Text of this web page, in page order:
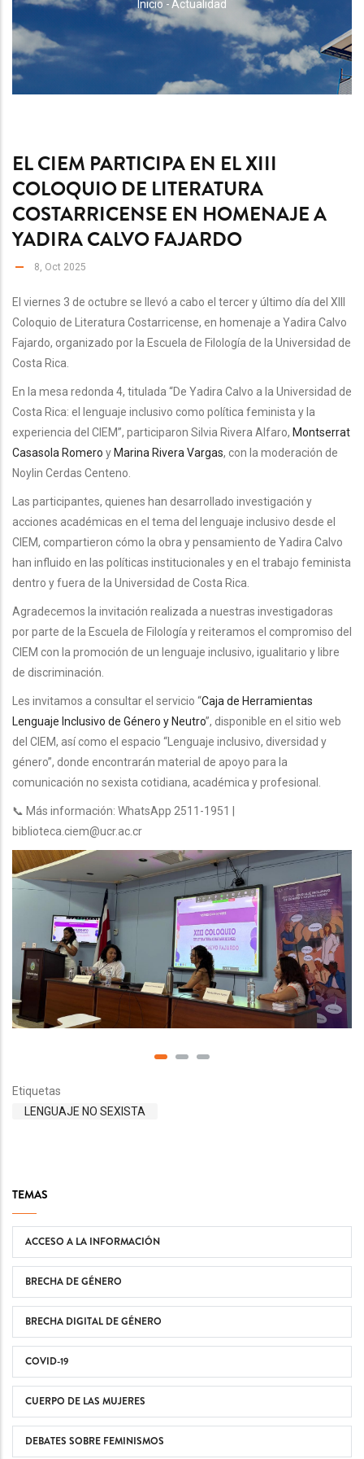
RUTA
DE
NAVEGACIÓN
Inicio -Actualidad
EL CIEM PARTICIPA EN EL XIII
COLOQUIO DE LITERATURA
COSTARRICENSE EN HOMENAJE A
YADIRA CALVO FAJARDO
8, Oct 2025
El viernes 3 de octubre se llevó a cabo el tercer y último día del XIII
Coloquio de Literatura Costarricense, en homenaje a Yadira Calvo
Fajardo, organizado por la Escuela de Filología de la Universidad de
Costa Rica.
En la mesa redonda 4, titulada “De Yadira Calvo a la Universidad de
Costa Rica: el lenguaje inclusivo como política feminista y la
experiencia del CIEM”, participaron Silvia Rivera Alfaro, Montserrat
Casasola Romero y Marina Rivera Vargas, con la moderación de
Noylin Cerdas Centeno.
Las participantes, quienes han desarrollado investigación y
acciones académicas en el tema del lenguaje inclusivo desde el
CIEM, compartieron cómo la obra y pensamiento de Yadira Calvo
han influido en las políticas institucionales y en el trabajo feminista
dentro y fuera de la Universidad de Costa Rica.
Agradecemos la invitación realizada a nuestras investigadoras
por parte de la Escuela de Filología y reiteramos el compromiso del
CIEM con la promoción de un lenguaje inclusivo, igualitario y libre
de discriminación.
Les invitamos a consultar el servicio “Caja de Herramientas
Lenguaje Inclusivo de Género y Neutro”, disponible en el sitio web
del CIEM, así como el espacio “Lenguaje inclusivo, diversidad y
género”, donde encontrarán material de apoyo para la
comunicación no sexista cotidiana, académica y profesional.
📞 Más información: WhatsApp 2511-1951 |
biblioteca.ciem@ucr.ac.cr
Etiquetas
LENGUAJE NO SEXISTA
TEMAS
ACCESO A LA INFORMACIÓN
BRECHA DE GÉNERO
BRECHA DIGITAL DE GÉNERO
COVID-19
CUERPO DE LAS MUJERES
DEBATES SOBRE FEMINISMOS